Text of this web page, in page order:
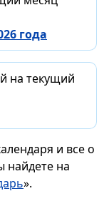
года
на текущий
и все о
найдете на
».